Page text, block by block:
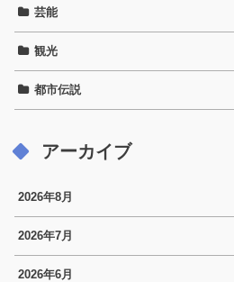
芸能
観光
都市伝説
アーカイブ
2026年8月
2026年7月
2026年6月